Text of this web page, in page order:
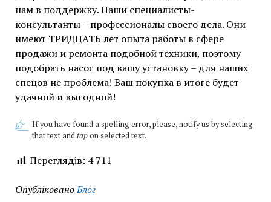
нам в поддержку. Наши специалисты-
консультанты – профессионалы своего дела. Они
имеют ТРИДЦАТЬ лет опыта работы в сфере
продажи и ремонта подобной техники, поэтому
подобрать насос под вашу установку – для наших
спецов не проблема! Ваш покупка в итоге будет
удачной и выгодной!
If you have found a spelling error, please, notify us by selecting
that text andtapon selected text.
Переглядів: 4 711
ОпублікованоБлог